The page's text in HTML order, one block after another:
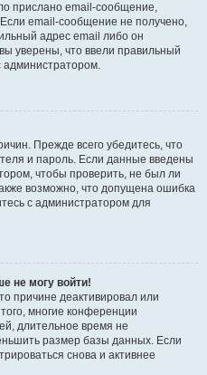
прислано email-сообщение,
email-сообщение не получено,
адрес email либо он
уверены, что ввели правильный
администратором.
Прежде всего убедитесь, что
и пароль. Если данные введены
чтобы проверить, не был ли
возможно, что допущена ошибка
с администратором для
не могу войти!
причине деактивировал или
многие конференции
длительное время не
размер базы данных. Если
снова и активнее